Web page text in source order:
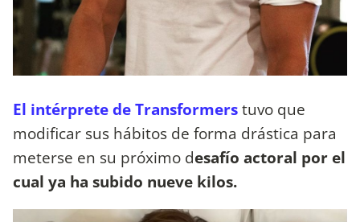
El intérprete de Transformerstuvo que
modificar sus hábitos de forma drástica para
meterse en su próximo desafío actoral por el
cual ya ha subido nueve kilos.